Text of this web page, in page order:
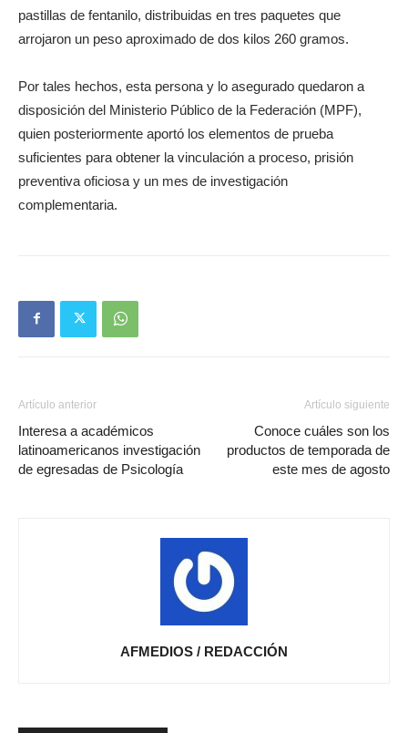
pastillas de fentanilo, distribuidas en tres paquetes que
arrojaron un peso aproximado de dos kilos 260 gramos.
Por tales hechos, esta persona y lo asegurado quedaron a
disposición del Ministerio Público de la Federación (MPF),
quien posteriormente aportó los elementos de prueba
suficientes para obtener la vinculación a proceso, prisión
preventiva oficiosa y un mes de investigación
complementaria.
Artículo anterior
Interesa a académicos
latinoamericanos investigación
de egresadas de Psicología
Artículo siguiente
Conoce cuáles son los
productos de temporada de
este mes de agosto
AFMEDIOS / REDACCIÓN